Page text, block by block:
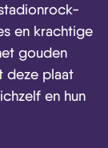
en krachtige
gouden
deze plaat
en hun